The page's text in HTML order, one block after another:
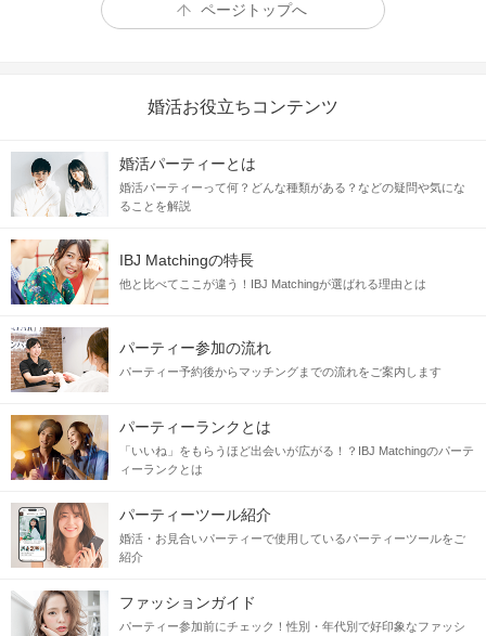
ページトップへ
婚活お役立ちコンテンツ
婚活パーティーとは
婚活パーティーって何？どんな種類がある？などの疑問や気にな
ることを解説
IBJ Matchingの特長
他と比べてここが違う！IBJ Matchingが選ばれる理由とは
パーティー参加の流れ
パーティー予約後からマッチングまでの流れをご案内します
パーティーランクとは
「いいね」をもらうほど出会いが広がる！？IBJ Matchingのパーテ
ィーランクとは
パーティーツール紹介
婚活・お見合いパーティーで使用しているパーティーツールをご
紹介
ファッションガイド
パーティー参加前にチェック！性別・年代別で好印象なファッシ